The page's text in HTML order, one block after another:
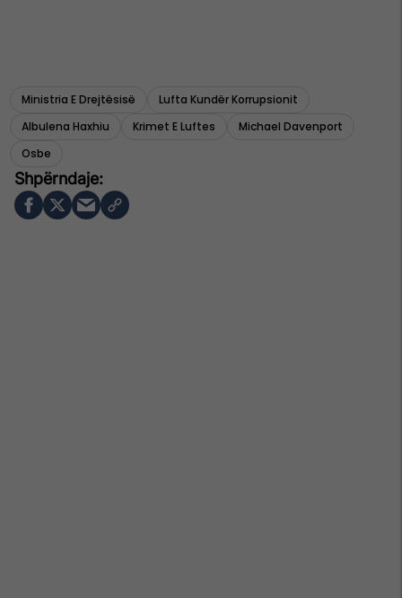
Ministria E Drejtësisë
Lufta Kundër Korrupsionit
Albulena Haxhiu
Krimet E Luftes
Michael Davenport
Osbe